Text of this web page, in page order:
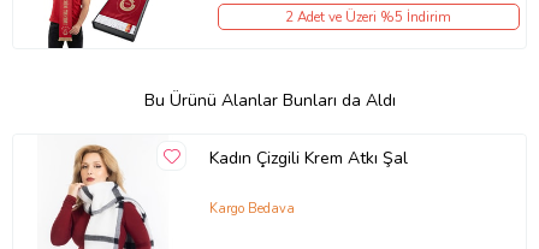
2 Adet ve Üzeri %5 İndirim
Bu Ürünü Alanlar Bunları da Aldı
Kadın Çizgili Krem Atkı Şal
Kargo Bedava